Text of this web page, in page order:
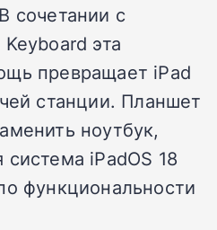
сочетании с
эта
превращает iPad
станции. Планшет
ноутбук,
iPadOS 18
функциональности